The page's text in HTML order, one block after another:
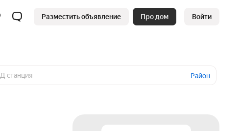
Разместить объявление Про дом Войти
Район